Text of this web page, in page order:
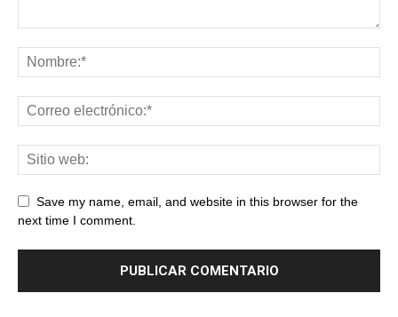
Save my name, email, and website in this browser for the
next time I comment.